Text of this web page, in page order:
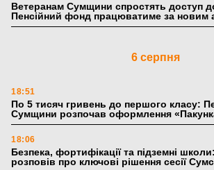
Ветеранам Сумщини спростять доступ
Пенсійний фонд працюватиме за новим
6 серпня
18:51
По 5 тисяч гривень до першого класу:
Сумщини розпочав оформлення
18:06
Безпека, фортифікації та підземні
розповів про ключові рішення сесії